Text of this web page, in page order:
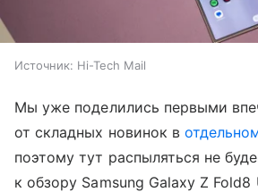
Источник: Hi-Tech Mail
Мы уже поделились первыми
от складных новинок в
поэтому тут распыляться не
к обзору Samsung Galaxy Z Fold8